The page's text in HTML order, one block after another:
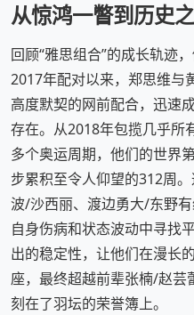
从惊鸿一瞥到历史
回顾“雅思组合”的成长轨迹
2017年配对以来，郑思维与
高度默契的网前配合，迅速
存在。从2018年包揽几乎所
多个奥运周期，他们的世界
步累积至令人仰望的312周
波/沙西丽、渡边勇大/东野
自身伤病和状态波动中寻找
出的稳定性，让他们在漫长
座，最终超越前辈张楠/赵芸
刻在了羽坛的荣誉簿上。